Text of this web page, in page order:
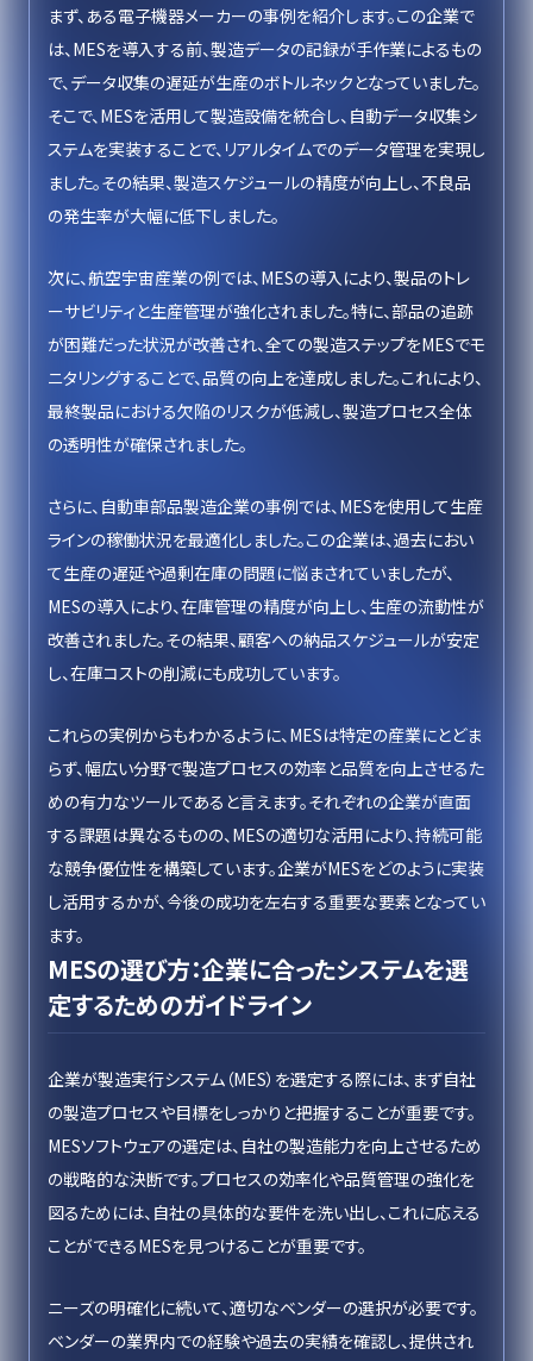
まず、ある電子機器メーカーの事例を紹介します。この企業で
は、MESを導入する前、製造データの記録が手作業によるもの
で、データ収集の遅延が生産のボトルネックとなっていました。
そこで、MESを活用して製造設備を統合し、自動データ収集シ
ステムを実装することで、リアルタイムでのデータ管理を実現し
ました。その結果、製造スケジュールの精度が向上し、不良品
の発生率が大幅に低下しました。
次に、航空宇宙産業の例では、MESの導入により、製品のトレ
ーサビリティと生産管理が強化されました。特に、部品の追跡
が困難だった状況が改善され、全ての製造ステップをMESでモ
ニタリングすることで、品質の向上を達成しました。これにより、
最終製品における欠陥のリスクが低減し、製造プロセス全体
の透明性が確保されました。
さらに、自動車部品製造企業の事例では、MESを使用して生産
ラインの稼働状況を最適化しました。この企業は、過去におい
て生産の遅延や過剰在庫の問題に悩まされていましたが、
MESの導入により、在庫管理の精度が向上し、生産の流動性が
改善されました。その結果、顧客への納品スケジュールが安定
し、在庫コストの削減にも成功しています。
これらの実例からもわかるように、MESは特定の産業にとどま
らず、幅広い分野で製造プロセスの効率と品質を向上させるた
めの有力なツールであると言えます。それぞれの企業が直面
する課題は異なるものの、MESの適切な活用により、持続可能
な競争優位性を構築しています。企業がMESをどのように実装
し活用するかが、今後の成功を左右する重要な要素となってい
ます。
MESの選び方：企業に合ったシステムを選
定するためのガイドライン
企業が製造実行システム（MES）を選定する際には、まず自社
の製造プロセスや目標をしっかりと把握することが重要です。
MESソフトウェアの選定は、自社の製造能力を向上させるため
の戦略的な決断です。プロセスの効率化や品質管理の強化を
図るためには、自社の具体的な要件を洗い出し、これに応える
ことができるMESを見つけることが重要です。
ニーズの明確化に続いて、適切なベンダーの選択が必要です。
ベンダーの業界内での経験や過去の実績を確認し、提供され